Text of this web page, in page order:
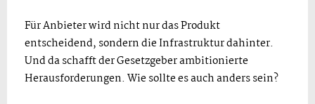
Für Anbieter wird nicht nur das Produkt
entscheidend, sondern die Infrastruktur dahinter.
Und da schafft der Gesetzgeber ambitionierte
Herausforderungen. Wie sollte es auch anders sein?